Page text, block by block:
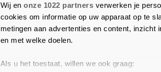
Wij en onze 1022 partners verwerken je
cookies om informatie op uw apparaat op te
metingen aan advertenties en content,
en met welke doelen.
Als u het toestaat, willen we ook graag: